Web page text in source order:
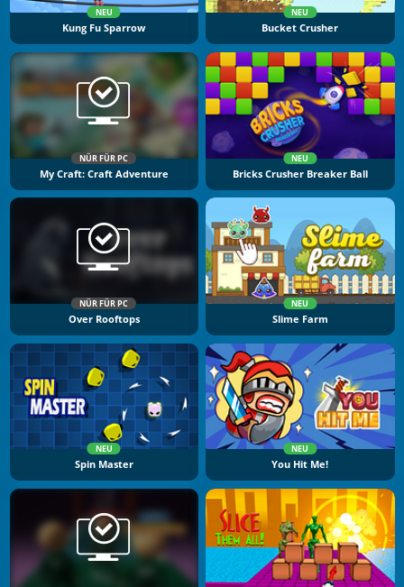
NEU
Kung Fu Sparrow
NEU
Bucket Crusher
NÜR FÜR PC
My Craft: Craft Adventure
NEU
Bricks Crusher Breaker Ball
NÜR FÜR PC
Over Rooftops
NEU
Slime Farm
NEU
Spin Master
NEU
You Hit Me!